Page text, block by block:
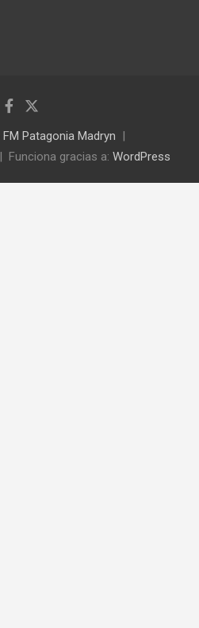
FM Patagonia Madryn
Funciona gracias a: WordPress